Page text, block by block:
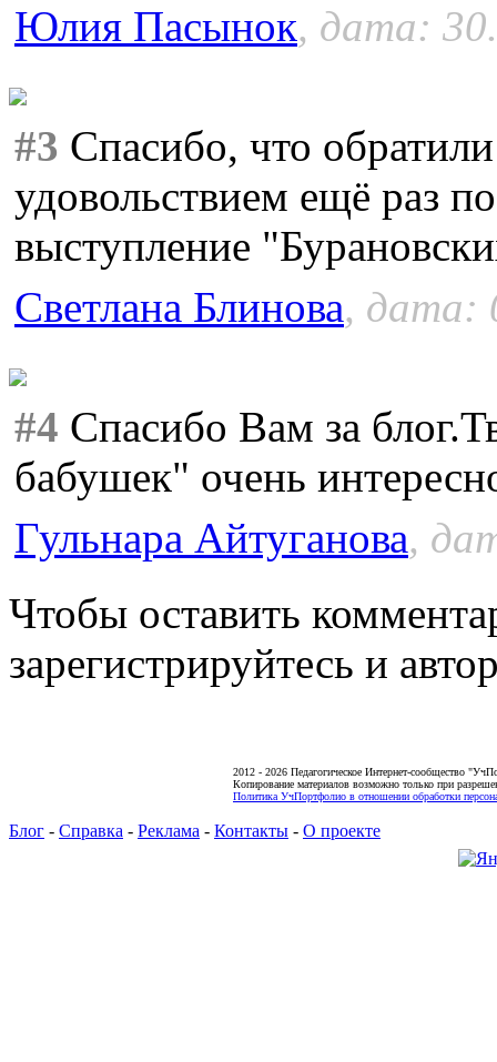
Юлия Пасынок, дата:
#3 Спасибо, что
удовольствием ещё раз
выступление
Светлана Блинова, дата:
#4 Спасибо Вам за
бабушек" очень
Гульнара Айтуганова,
Чтобы оставить
зарегистрируйтесь и
2012 - 2026 Педагогическое Интернет-сообщество
Копирование материалов возможно только при
Политика УчПортфолио в отношении обработки
Блог - Справка - Реклама - Контакты - О проекте